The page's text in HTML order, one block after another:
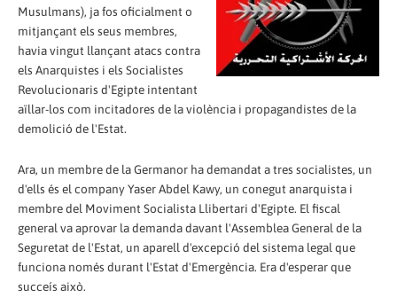
Musulmans), ja fos oficialment o
mitjançant els seus membres,
havia vingut llançant atacs contra
els Anarquistes i els Socialistes
Revolucionaris d'Egipte intentant
aïllar-los com incitadores de la violència i propagandistes de la
demolició de l'Estat.
Ara, un membre de la Germanor ha demandat a tres socialistes, un
d'ells és el company Yaser Abdel Kawy, un conegut anarquista i
membre del Moviment Socialista Llibertari d'Egipte. El fiscal
general va aprovar la demanda davant l'Assemblea General de la
Seguretat de l'Estat, un aparell d'excepció del sistema legal que
funciona només durant l'Estat d'Emergència. Era d'esperar que
succeís això.